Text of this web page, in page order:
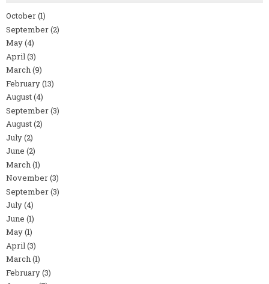
October(1)
September(2)
May(4)
April(3)
March(9)
February(13)
August(4)
September(3)
August(2)
July(2)
June (2)
March(1)
November(3)
September(3)
July(4)
June (1)
May(1)
April(3)
March(1)
February(3)